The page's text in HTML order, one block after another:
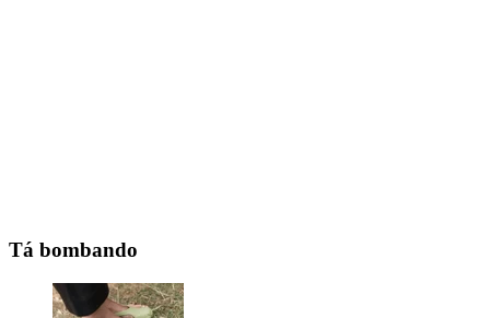
Tá bombando